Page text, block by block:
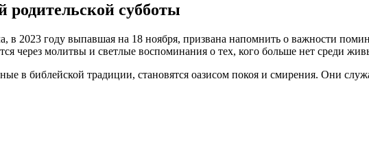
родительской субботы
в 2023 году выпавшая на 18 ноября, призвана напомнить о важности
через молитвы и светлые воспоминания о тех, кого больше нет среди
в библейской традиции, становятся оазисом покоя и смирения. Они